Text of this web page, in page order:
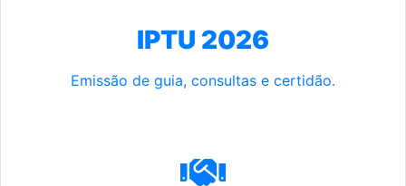
IPTU 2026
Emissão de guia, consultas e certidão.